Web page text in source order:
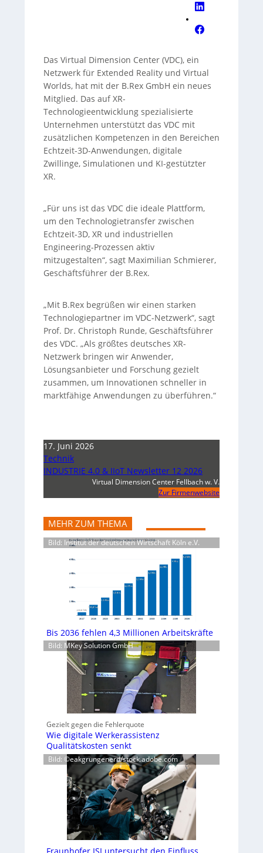
Das Virtual Dimension Center (VDC), ein
Netzwerk für Extended Reality und Virtual
Worlds, hat mit der B.Rex GmbH ein neues
Mitglied. Das auf XR-
Technologieentwicklung spezialisierte
Unternehmen unterstützt das VDC mit
zusätzlichen Kompetenzen in den Bereichen
Echtzeit-3D-Anwendungen, digitale
Zwillinge, Simulationen und KI-gestützter
XR.
„Für uns ist das VDC die ideale Plattform,
um den Technologietransfer zwischen
Echtzeit-3D, XR und industriellen
Engineering-Prozessen aktiv
mitzugestalten“, sagt Maximilian Schmierer,
Geschäftsführer der B.Rex.
„Mit B.Rex begrüßen wir einen starken
Technologiepartner im VDC-Netzwerk“, sagt
Prof. Dr. Christoph Runde, Geschäftsführer
des VDC. „Als größtes deutsches XR-
Netzwerk bringen wir Anwender,
Lösungsanbieter und Forschung gezielt
zusammen, um Innovationen schneller in
marktfähige Anwendungen zu überführen.“
17. Juni 2026
Technik
INDUSTRIE 4.0 & IIoT Newsletter 12 2026
Virtual Dimension Center Fellbach w. V.
Zur Firmenwebsite
MEHR ZUM THEMA
Bild: Institut der deutschen Wirtschaft Köln e.V.
Bis 2036 fehlen 4,3 Millionen Arbeitskräfte
Bild: MKey Solution GmbH
Gezielt gegen die Fehlerquote
Wie digitale Werkerassistenz
Qualitätskosten senkt
Bild: ©eakgrungenerd/stock.adobe.com